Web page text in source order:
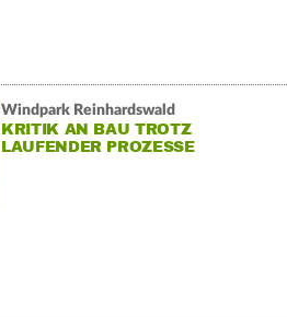
Windpark Reinhardswald
KRITIK AN BAU TROTZ
LAUFENDER PROZESSE